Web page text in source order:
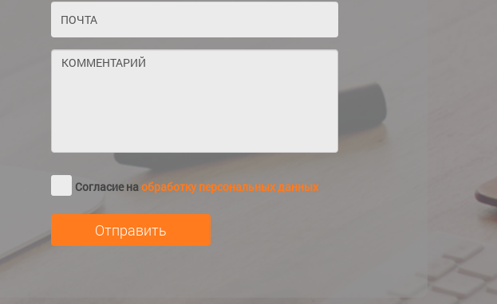
Согласие наобработку персональных данных